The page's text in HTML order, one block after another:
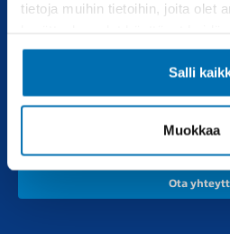
tietoja muihin tietoihin, joita olet
Salli
Muokkaa
Pörhö renkaat
Ota